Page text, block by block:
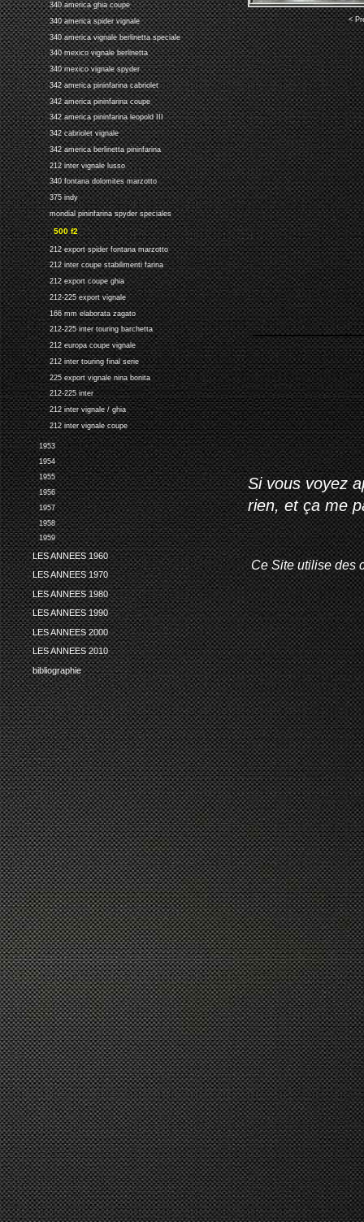
340 america ghia coupe
340 america spider vignale
340 america vignale berlinetta speciale
340 mexico vignale berlinetta
340 mexico vignale spyder
342 america pininfarina cabriolet
342 america pininfarina coupe
342 america pininfarina leopold III
342 cabriolet vignale
342 america berlinetta pininfarina
212 inter vignale lusso
340 fontana dolomites marzotto
375 indy
mondial pininfarina spyder speciales
500 f2
212 export spider fontana marzotto
212 inter coupe stabilimenti farina
212 export coupe ghia
212-225 export vignale
166 mm elaborata zagato
212-225 inter touring barchetta
212 europa coupe vignale
212 inter touring final serie
225 export vignale nina bonita
212-225 inter
212 inter vignale / ghia
212 inter vignale coupe
1953
1954
1955
1956
1957
1958
1959
LES ANNEES 1960
LES ANNEES 1970
LES ANNEES 1980
LES ANNEES 1990
LES ANNEES 2000
LES ANNEES 2010
bibliographie
<
Si vous voyez
rien, et ça me
Ce Site utilise des